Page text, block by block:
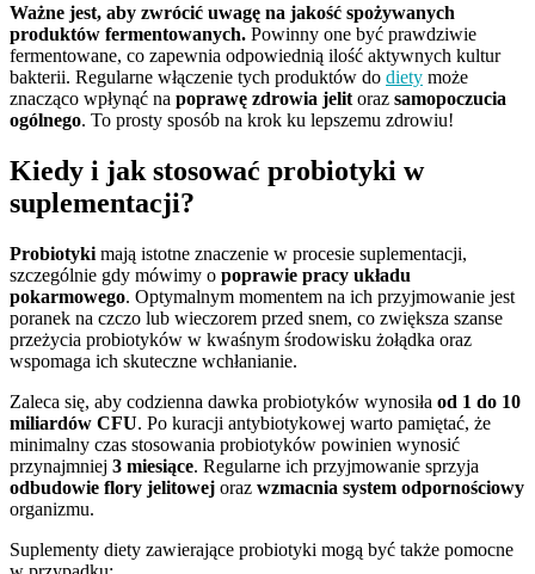
Ważne jest, aby zwrócić uwagę na jakość spożywanych
produktów fermentowanych. Powinny one być prawdziwie
fermentowane, co zapewnia odpowiednią ilość aktywnych kultur
bakterii. Regularne włączenie tych produktów do diety może
znacząco wpłynąć na poprawę zdrowia jelit oraz samopoczucia
ogólnego. To prosty sposób na krok ku lepszemu zdrowiu!
Kiedy i jak stosować probiotyki w
suplementacji?
Probiotyki mają istotne znaczenie w procesie suplementacji,
szczególnie gdy mówimy o poprawie pracy układu
pokarmowego. Optymalnym momentem na ich przyjmowanie jest
poranek na czczo lub wieczorem przed snem, co zwiększa szanse
przeżycia probiotyków w kwaśnym środowisku żołądka oraz
wspomaga ich skuteczne wchłanianie.
Zaleca się, aby codzienna dawka probiotyków wynosiła od 1 do 10
miliardów CFU. Po kuracji antybiotykowej warto pamiętać, że
minimalny czas stosowania probiotyków powinien wynosić
przynajmniej 3 miesiące. Regularne ich przyjmowanie sprzyja
odbudowie flory jelitowej oraz wzmacnia system odpornościowy
organizmu.
Suplementy diety zawierające probiotyki mogą być także pomocne